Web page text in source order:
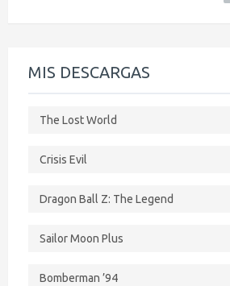
MIS DESCARGAS
The Lost World
Crisis Evil
Dragon Ball Z: The Legend
Sailor Moon Plus
Bomberman ’94